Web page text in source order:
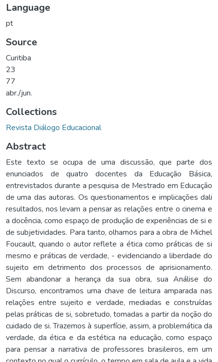
Language
pt
Source
Curitiba
23
77
abr./jun.
Collections
Revista Diálogo Educacional
Abstract
Este texto se ocupa de uma discussão, que parte dos
enunciados de quatro docentes da Educação Básica,
entrevistados durante a pesquisa de Mestrado em Educação
de uma das autoras. Os questionamentos e implicações dali
resultados, nos levam a pensar as relações entre o cinema e
a docência, como espaço de produção de experiências de si e
de subjetividades. Para tanto, olhamos para a obra de Michel
Foucault, quando o autor reflete a ética como práticas de si
mesmo e práticas de verdade, - evidenciando a liberdade do
sujeito em detrimento dos processos de aprisionamento.
Sem abandonar a herança da sua obra, sua Análise do
Discurso, encontramos uma chave de leitura amparada nas
relações entre sujeito e verdade, mediadas e construídas
pelas práticas de si, sobretudo, tomadas a partir da noção do
cuidado de si. Trazemos à superfície, assim, a problemática da
verdade, da ética e da estética na educação, como espaço
para pensar a narrativa de professores brasileiros, em um